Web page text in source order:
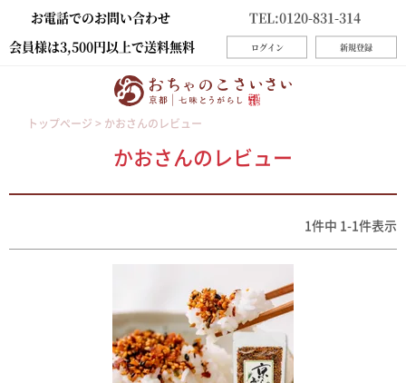
お電話でのお問い合わせ
TEL:0120-831-314
会員様は3,500円以上で送料無料
ログイン 新規登録
トップページ かおさんのレビュー
かおさんのレビュー
1 件中 1 -1 件表示